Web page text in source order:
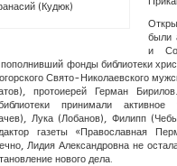
(Кудюк)
были
и
фонды библиотеки
Свято-Николаевского
протоиерей Герман
принимали активное
Лука (Лобанов), Филипп
газеты «Православная
Лидия Александровна не
нового дела.